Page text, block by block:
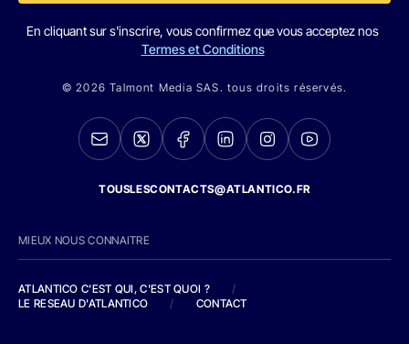
En cliquant sur s'inscrire, vous confirmez que vous acceptez nos
Termes et Conditions
© 2026 Talmont Media SAS. tous droits réservés.
TOUSLESCONTACTS@ATLANTICO.FR
MIEUX NOUS CONNAITRE
ATLANTICO C'EST QUI, C'EST QUOI ?
/
LE RESEAU D'ATLANTICO
/ CONTACT